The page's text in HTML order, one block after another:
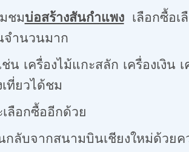
มบ่อสร้างสันกำแพงเลือกซื้อเ
จำนวนมาก
ลัก เครื่องเงิน เครื่องเขิ
ที่ยวได้ชม
อีกด้วย
กสนามบินเชียงใหม่ด้วยคว